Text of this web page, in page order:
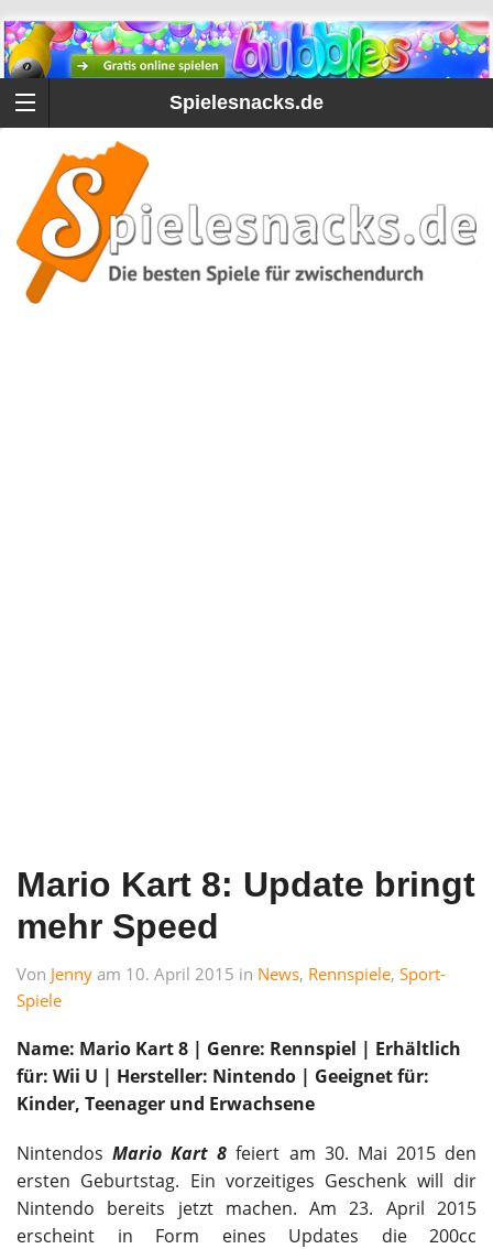
Spielesnacks.de
Mario Kart 8: Update bringt
mehr Speed
Von Jenny am 10. April 2015 in News, Rennspiele, Sport-
Spiele
Name: Mario Kart 8 | Genre: Rennspiel | Erhältlich
für: Wii U | Hersteller: Nintendo | Geeignet für:
Kinder, Teenager und Erwachsene
NintendosMario Kart 8 feiert am 30. Mai 2015 den
ersten Geburtstag. Ein vorzeitiges Geschenk will dir
Nintendo bereits jetzt machen. Am 23. April 2015
erscheint in Form eines Updates die 200cc